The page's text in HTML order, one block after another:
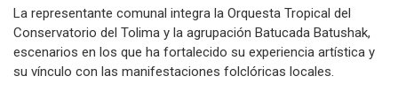
La representante comunal integra la Orquesta Tropical del
Conservatorio del Tolima y la agrupación Batucada Batushak,
escenarios en los que ha fortalecido su experiencia artística y
su vínculo con las manifestaciones folclóricas locales.